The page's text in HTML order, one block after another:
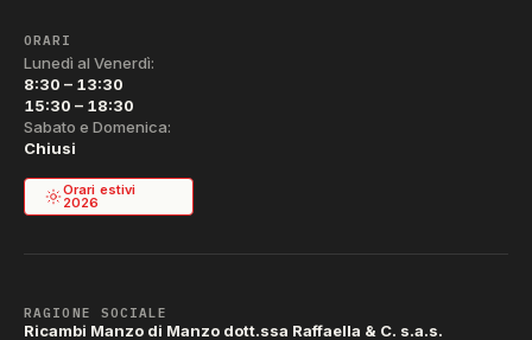
ORARI
Lunedì al Venerdì:
8:30 – 13:30
15:30 – 18:30
Sabato e Domenica:
Chiusi
Orari estivi
2026
RAGIONE SOCIALE
Ricambi Manzo di Manzo dott.ssa Raffaella & C. s.a.s.